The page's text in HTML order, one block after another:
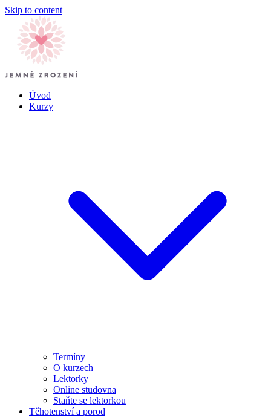
Skip to content
Úvod
Kurzy
Termíny
O kurzech
Lektorky
Online studovna
Staňte se lektorkou
Těhotenství a porod